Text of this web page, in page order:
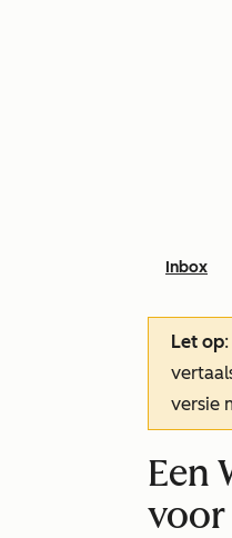
Inbox
Let op
versie
Een
voor